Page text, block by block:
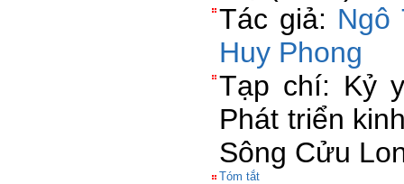
Tác giả: Ngô
Huy Phong
Tạp chí: Kỷ
Phát triển
Sông Cửu
Tóm tắt